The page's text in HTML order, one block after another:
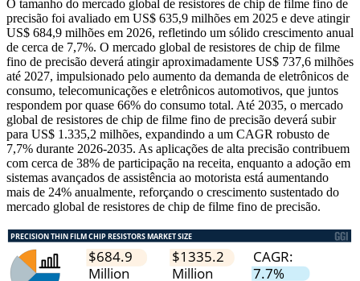
O tamanho do mercado global de resistores de chip de filme fino de
precisão foi avaliado em US$ 635,9 milhões em 2025 e deve atingir
US$ 684,9 milhões em 2026, refletindo um sólido crescimento anual
de cerca de 7,7%. O mercado global de resistores de chip de filme
fino de precisão deverá atingir aproximadamente US$ 737,6 milhões
até 2027, impulsionado pelo aumento da demanda de eletrônicos de
consumo, telecomunicações e eletrônicos automotivos, que juntos
respondem por quase 66% do consumo total. Até 2035, o mercado
global de resistores de chip de filme fino de precisão deverá subir
para US$ 1.335,2 milhões, expandindo a um CAGR robusto de
7,7% durante 2026-2035. As aplicações de alta precisão contribuem
com cerca de 38% de participação na receita, enquanto a adoção em
sistemas avançados de assistência ao motorista está aumentando
mais de 24% anualmente, reforçando o crescimento sustentado do
mercado global de resistores de chip de filme fino de precisão.